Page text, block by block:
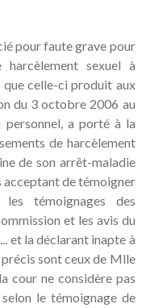
pour faute grave pour
sexuel à
que celle-ci produit aux
du 3 octobre 2006 au
personnel, a porté à la
de harcèlement
de son arrêt-maladie
acceptant de témoigner
témoignages des
et les avis du
et la déclarant inapte à
sont ceux de Mlle
cour ne considère pas
le témoignage de